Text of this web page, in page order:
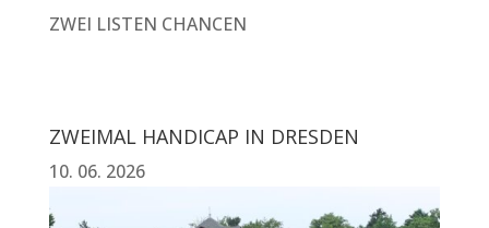
ZWEI LISTEN CHANCEN
ZWEIMAL HANDICAP IN DRESDEN
10. 06. 2026